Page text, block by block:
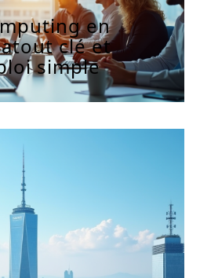
en
clé et
simple